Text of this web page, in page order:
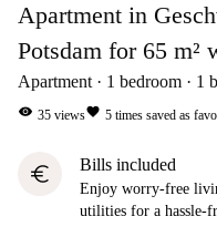
Apartment in
Potsdam for 65 m²
Apartment 1 bedroom 1
visibility 35 viewsfavorite 5 times saved as
euro Bills included
Enjoy worry-free
utilities for a hassle-